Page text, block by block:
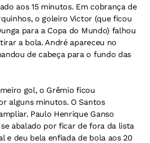
aos 15 minutos. Em cobrança de
o goleiro Victor (que ficou
para a Copa do Mundo) falhou
a bola. André apareceu no
de cabeça para o fundo das
gol, o Grêmio ficou
alguns minutos. O Santos
Paulo Henrique Ganso
abalado por ficar de fora da lista
e deu bela enfiada de bola aos 20